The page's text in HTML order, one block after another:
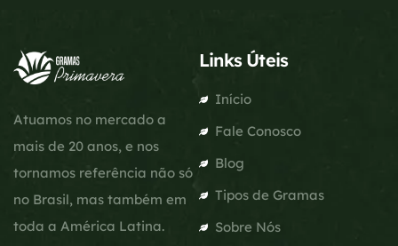
Atuamos no mercado a
mais de 20 anos, e nos
tornamos referência não só
no Brasil, mas também em
toda a América Latina.
Links Úteis
Início
Fale Conosco
Blog
Tipos de Gramas
Sobre Nós